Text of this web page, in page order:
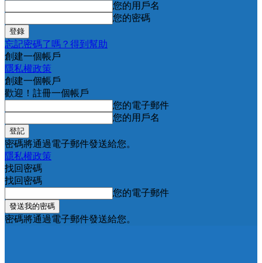
您的用戶名
您的密碼
忘記密碼了嗎？得到幫助
創建一個帳戶
隱私權政策
創建一個帳戶
歡迎！註冊一個帳戶
您的電子郵件
您的用戶名
密碼將通過電子郵件發送給您。
隱私權政策
找回密碼
找回密碼
您的電子郵件
密碼將通過電子郵件發送給您。